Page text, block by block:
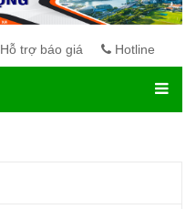
Hỗ trợ báo giá Hotline